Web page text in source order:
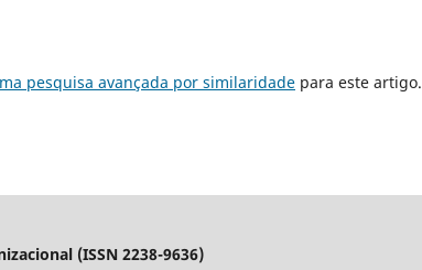
pesquisa avançada por similaridade para este artigo.
(ISSN 2238-9636)